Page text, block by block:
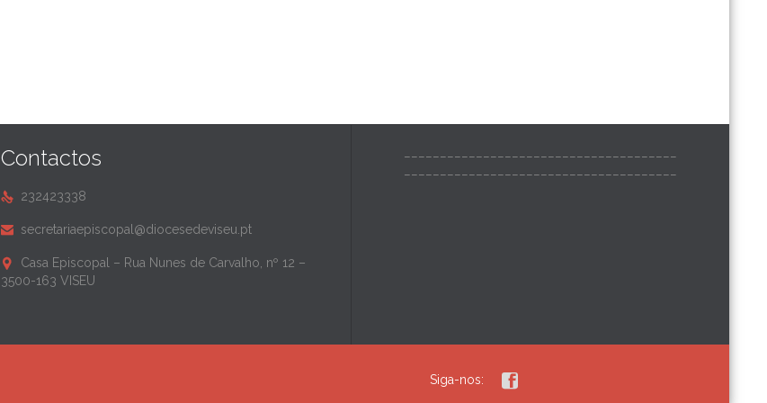
Contactos
 232423338
 secretariaepiscopal@diocesedeviseu.pt

Casa Episcopal – Rua Nunes de Carvalho, nº 12 –
3500-163 VISEU
Siga-nos: 